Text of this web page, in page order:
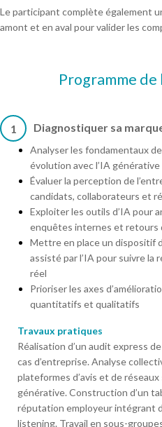
Le participant complète également
amont et en aval pour valider les
Programme
1 Diagnostiquer sa
Analyser les fondamentaux
évolution avec l’IA générative
Évaluer la perception de
candidats, collaborateurs et
Exploiter les outils d’IA pour
enquêtes internes et retours
Mettre en place un dispositif
assisté par l’IA pour suivre
réel
Prioriser les axes
quantitatifs et qualitatifs
Travaux pratiques
Réalisation d’un audit express
cas d’entreprise. Analyse
plateformes d’avis et de réseaux
générative. Construction d’un
réputation employeur intégrant
listening. Travail en sous-